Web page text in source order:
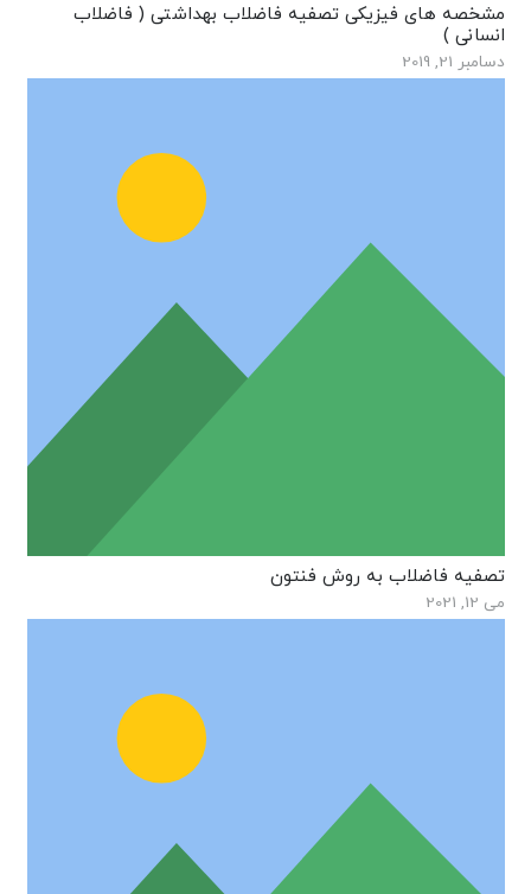
مشخصه های فیزیکی تصفیه فاضلاب بهداشتی ( فاضلاب
انسانی )
دسامبر 21, 2019
تصفیه فاضلاب به روش فنتون
می 12, 2021